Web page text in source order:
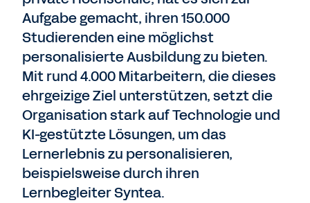
Aufgabe gemacht, ihren 150.000
Studierenden eine möglichst
personalisierte Ausbildung zu bieten.
Mit rund 4.000 Mitarbeitern, die dieses
ehrgeizige Ziel unterstützen, setzt die
Organisation stark auf Technologie und
KI-gestützte Lösungen, um das
Lernerlebnis zu personalisieren,
beispielsweise durch ihren
Lernbegleiter Syntea.